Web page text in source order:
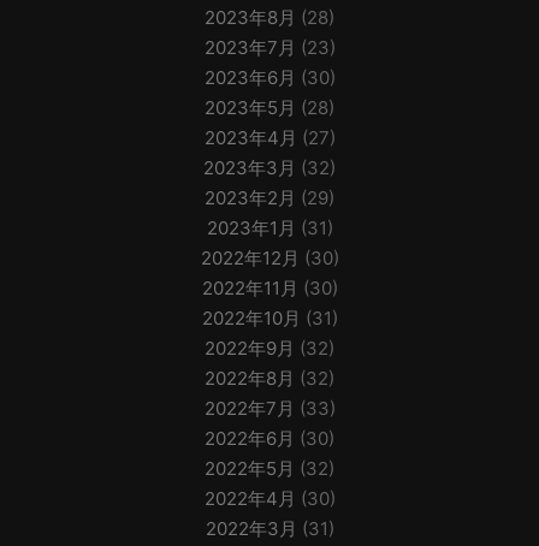
2023年8月 (28)
2023年7月 (23)
2023年6月 (30)
2023年5月 (28)
2023年4月 (27)
2023年3月 (32)
2023年2月 (29)
2023年1月 (31)
2022年12月 (30)
2022年11月 (30)
2022年10月 (31)
2022年9月 (32)
2022年8月 (32)
2022年7月 (33)
2022年6月 (30)
2022年5月 (32)
2022年4月 (30)
2022年3月 (31)